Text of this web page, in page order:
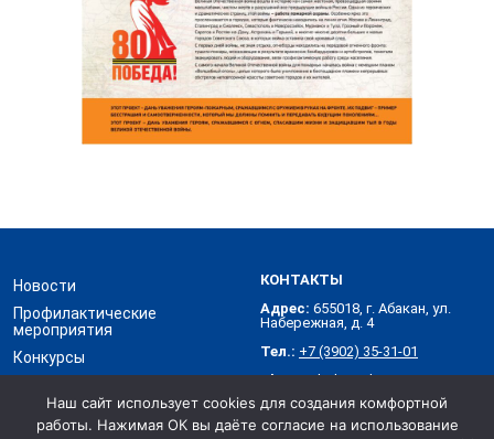
Новости
Профилактические
мероприятия
Конкурсы
КОНТАКТЫ
Адрес: 655018, г. Абакан, ул.
Набережная, д. 4
Тел.: +7 (3902) 35-31-01
Skype: abakanvdpo
Хакасское республиканское отделение Всероссийского
Наш сайт использует cookies для создания комфортной
работы. Нажимая ОК вы даёте согласие на использование